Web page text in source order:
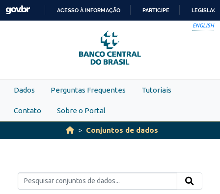
Skip to main content
PARA
O
CONTEÚDO
ACESSO À INFORMAÇÃO PARTICIPE
ENGLISH
Dados Perguntas Frequentes Tutoriais
Contato Sobre o Portal
Conjuntos de dados